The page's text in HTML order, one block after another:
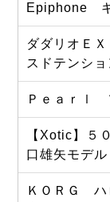
Epiphone
ダダリオＥ
スドテンショ
Ｐｅａｒｌ
【Xotic】
口雄矢モデ
ＫＯＲＧ ハ